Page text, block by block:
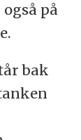
på
bak